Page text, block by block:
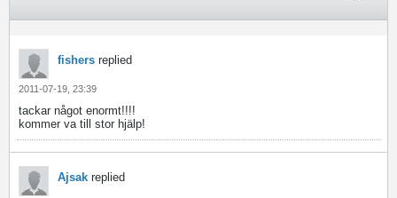
fishers replied
2011-07-19, 23:39
tackar något enormt!!!!
kommer va till stor hjälp!
Ajsak replied